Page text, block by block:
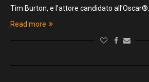
Tim Burton, e l’attore candidato all’Oscar®…
Read more